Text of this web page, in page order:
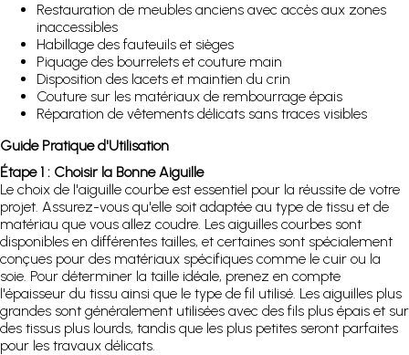
Restauration de meubles anciens avec accès aux zones
inaccessibles
Habillage des fauteuils et sièges
Piquage des bourrelets et couture main
Disposition des lacets et maintien du crin
Couture sur les matériaux de rembourrage épais
Réparation de vêtements délicats sans traces visibles
Guide Pratique d'Utilisation
Étape 1 : Choisir la Bonne Aiguille
Le choix de l'aiguille courbe est essentiel pour la réussite de votre
projet. Assurez-vous qu'elle soit adaptée au type de tissu et de
matériau que vous allez coudre. Les aiguilles courbes sont
disponibles en différentes tailles, et certaines sont spécialement
conçues pour des matériaux spécifiques comme le cuir ou la
soie. Pour déterminer la taille idéale, prenez en compte
l'épaisseur du tissu ainsi que le type de fil utilisé. Les aiguilles plus
grandes sont généralement utilisées avec des fils plus épais et sur
des tissus plus lourds, tandis que les plus petites seront parfaites
pour les travaux délicats.